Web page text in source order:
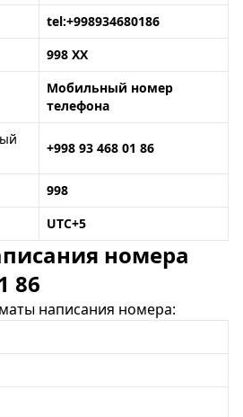
tel:+998934680186
998 XX
Мобильный номер
телефона
+998 93 468 01 86
998
UTC+5
номера
86
написания номера: